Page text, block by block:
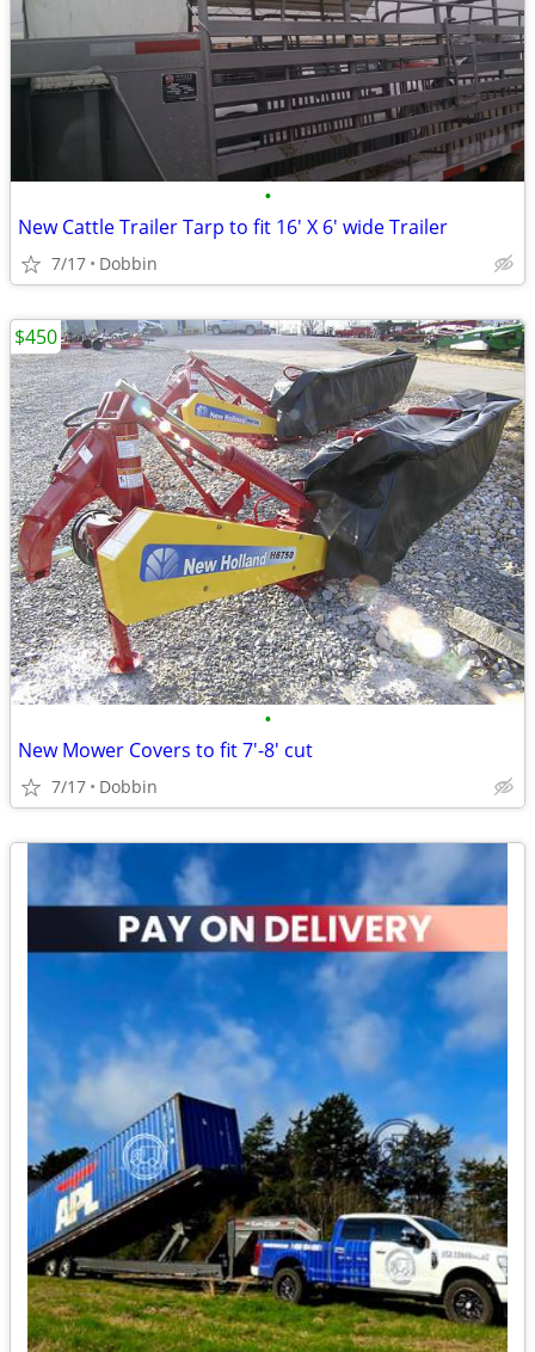
•
New Cattle Trailer Tarp to fit 16' X 6' wide Trailer
7/17 Dobbin
•
New Mower Covers to fit 7'-8' cut
7/17 Dobbin
$450